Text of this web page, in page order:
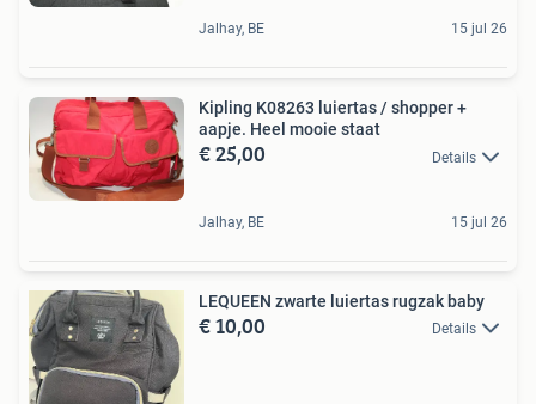
Jalhay, BE 15 jul 26
Kipling K08263 luiertas / shopper +
aapje. Heel mooie staat
€ 25,00 Details
Jalhay, BE 15 jul 26
LEQUEEN zwarte luiertas rugzak baby
€ 10,00 Details